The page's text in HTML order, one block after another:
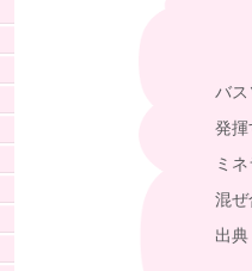
バス
発揮
ミ
混ぜ
出典